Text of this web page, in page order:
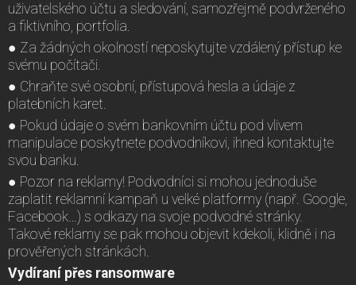
uživatelského účtu a sledování, samozřejmě podvrženého
a fiktivního, portfolia.
● Za žádných okolností neposkytujte vzdálený přístup ke
svému počítači.
● Chraňte své osobní, přístupová hesla a údaje z
platebních karet.
● Pokud údaje o svém bankovním účtu pod vlivem
manipulace poskytnete podvodníkovi, ihned kontaktujte
svou banku.
● Pozor na reklamy! Podvodníci si mohou jednoduše
zaplatit reklamní kampaň u velké platformy (např. Google,
Facebook…) s odkazy na svoje podvodné stránky.
Takové reklamy se pak mohou objevit kdekoli, klidně i na
prověřených stránkách.
Vydíraní přes ransomware